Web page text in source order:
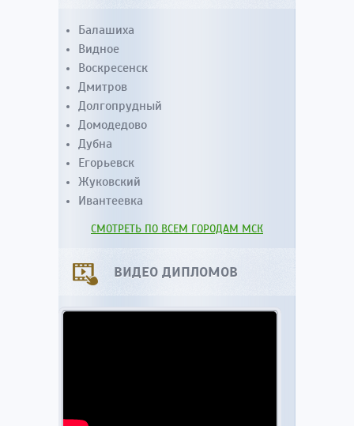
Балашиха
Видное
Воскресенск
Дмитров
Долгопрудный
Домодедово
Дубна
Егорьевск
Жуковский
Ивантеевка
СМОТРЕТЬ ПО ВСЕМ ГОРОДАМ МСК
ВИДЕО ДИПЛОМОВ